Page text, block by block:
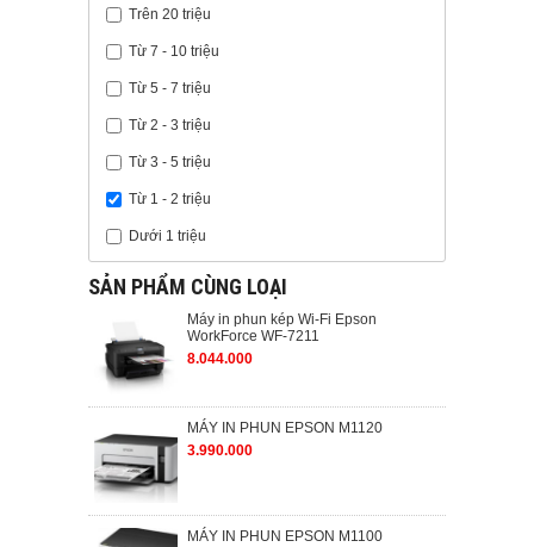
Trên 20 triệu
Từ 7 - 10 triệu
Từ 5 - 7 triệu
Từ 2 - 3 triệu
Từ 3 - 5 triệu
Từ 1 - 2 triệu
Dưới 1 triệu
SẢN PHẨM CÙNG LOẠI
Máy in phun kép Wi-Fi Epson
WorkForce WF-7211
8.044.000
MÁY IN PHUN EPSON M1120
3.990.000
MÁY IN PHUN EPSON M1100